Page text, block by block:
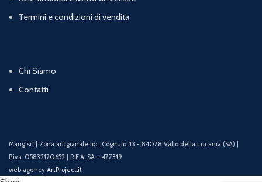
Termini e condizioni di vendita
Chi Siamo
Contatti
Marig srl | Zona artigianale loc. Cognulo, 13 - 84078 Vallo della Lucania (SA) |
P.iva: 05832120652 | R.E.A: SA – 477319
web agency ArtProject.it